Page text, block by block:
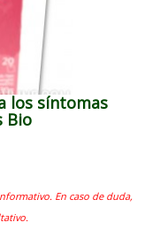
los síntomas
Bio
En caso de duda,